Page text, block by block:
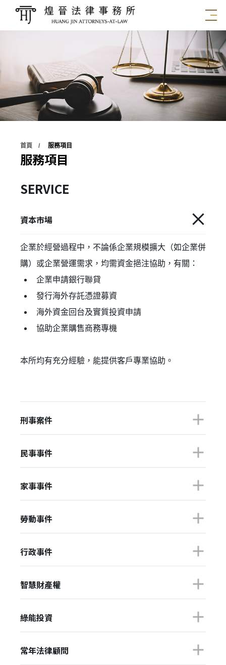
✕
會員登入
登 入
建立專屬帳號
首頁 服務項目
服務項目
SERVICE
資本市場
企業於經營過程中，不論係企業規模擴大（如企業併
購）或企業營運需求，均需資金挹注協助，有關：
企業申請銀行聯貸
發行海外存託憑證募資
海外資金回台及實質投資申請
協助企業購售商務專機
本所均有充分經驗，能提供客戶專業協助。
刑事案件
民事事件
家事事件
勞動事件
行政事件
智慧財產權
綠能投資
常年法律顧問